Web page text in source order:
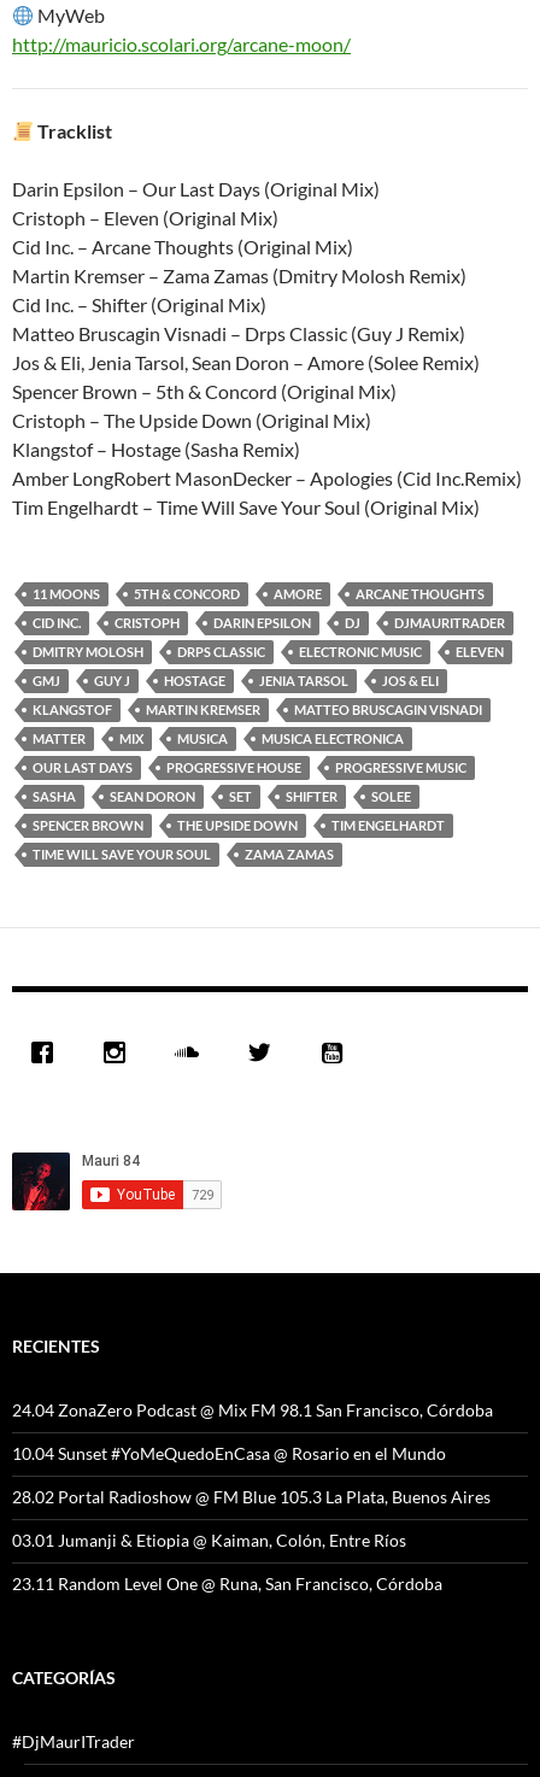
MyWeb
http://mauricio.scolari.org/arcane-moon/
Tracklist
Darin Epsilon – Our Last Days (Original Mix)
Cristoph – Eleven (Original Mix)
Cid Inc. – Arcane Thoughts (Original Mix)
Martin Kremser – Zama Zamas (Dmitry Molosh Remix)
Cid Inc. – Shifter (Original Mix)
Matteo Bruscagin Visnadi – Drps Classic (Guy J Remix)
Jos & Eli, Jenia Tarsol, Sean Doron – Amore (Solee Remix)
Spencer Brown – 5th & Concord (Original Mix)
Cristoph – The Upside Down (Original Mix)
Klangstof – Hostage (Sasha Remix)
Amber LongRobert MasonDecker – Apologies (Cid Inc.Remix)
Tim Engelhardt – Time Will Save Your Soul (Original Mix)
11 MOONS 5TH & CONCORD AMORE
ARCANE THOUGHTS
CID INC.
CRISTOPH DARIN EPSILON DJ
DJMAURITRADER
DMITRY MOLOSH
DRPS CLASSIC ELECTRONIC MUSIC
ELEVEN
GMJ
GUY J HOSTAGE JENIA TARSOL
JOS & ELI
KLANGSTOF
MARTIN KREMSER
MATTEO BRUSCAGIN VISNADI
MATTER
MIX MUSICA
MUSICA ELECTRONICA
OUR LAST DAYS
PROGRESSIVE HOUSE
PROGRESSIVE MUSIC
SASHA
SEAN DORON SET SHIFTER
SOLEE
SPENCER BROWN
THE UPSIDE DOWN
TIM ENGELHARDT
TIME WILL SAVE YOUR SOUL
ZAMA ZAMAS
RECIENTES
24.04 ZonaZero Podcast @ Mix FM 98.1 San Francisco, Córdoba
10.04 Sunset #YoMeQuedoEnCasa @ Rosario en el Mundo
28.02 Portal Radioshow @ FM Blue 105.3 La Plata, Buenos Aires
03.01 Jumanji & Etiopia @ Kaiman, Colón, Entre Ríos
23.11 Random Level One @ Runa, San Francisco, Córdoba
CATEGORÍAS
#DjMaurITrader